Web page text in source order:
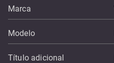
Marca
Modelo
Título adicional